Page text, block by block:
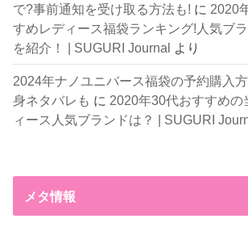
で?事前通知を受け取る方法も! に 2020
すめレディース福袋ランキング!人気ブ
を紹介！ | SUGURI Journal より
2024年ナノユニバース福袋の予約購入
身ネタバレも に 2020年30代おすすめ
ィース人気ブランドは？ | SUGURI
メタ情報